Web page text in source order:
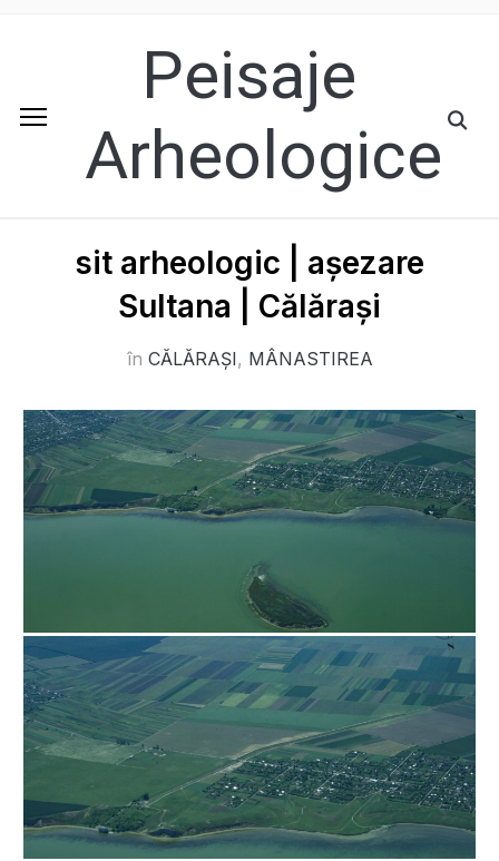
Peisaje
Arheologice
sit arheologic | așezare
Sultana | Călărași
în CĂLĂRAȘI, MÂNASTIREA